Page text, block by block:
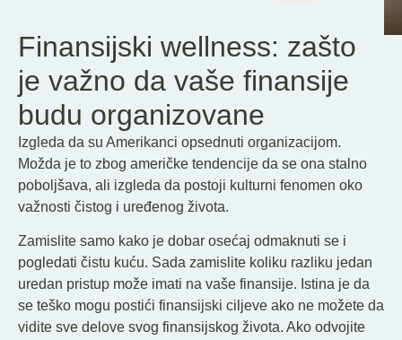
Finansijski wellness: zašto
je važno da vaše finansije
budu organizovane
Izgleda da su Amerikanci opsednuti organizacijom.
Možda je to zbog američke tendencije da se ona stalno
poboljšava, ali izgleda da postoji kulturni fenomen oko
važnosti čistog i uređenog života.
Zamislite samo kako je dobar osećaj odmaknuti se i
pogledati čistu kuću. Sada zamislite koliku razliku jedan
uredan pristup može imati na vaše finansije. Istina je da
se teško mogu postići finansijski ciljeve ako ne možete da
vidite sve delove svog finansijskog života. Ako odvojite